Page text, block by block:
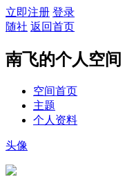
立即注册 登录
随社 返回首页
南飞的个人空间
空间首页
主题
个人资料
头像